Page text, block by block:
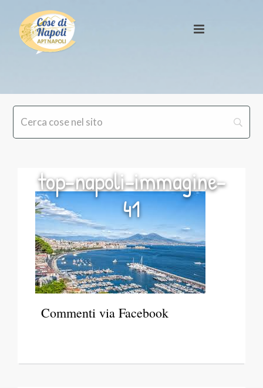
top-napoli-immagine-
41
Commenti via Facebook